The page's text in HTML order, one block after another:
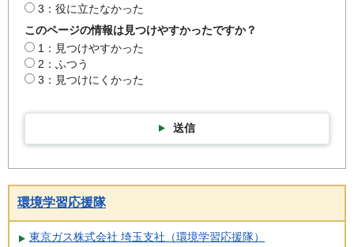
3：役に立たなかった
このページの情報は見つけやすかったですか？
1：見つけやすかった
2：ふつう
3：見つけにくかった
送信
環境学習応援隊
東京ガス株式会社 埼玉支社（環境学習応援隊）